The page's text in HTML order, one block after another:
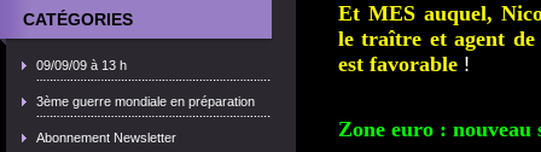
CATÉGORIES
09/09/09 à 13 h
3ème guerre mondiale en préparation
Abonnement Newsletter
Et MES auquel,
le traître et agent
est favorable !
Zone euro : nouveau